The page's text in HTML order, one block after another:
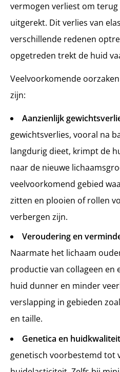
vermogen verliest om
uitgerekt. Dit verlies van
verschillende redenen
opgetreden trekt de huid
Veelvoorkomende
zijn:
Aanzienlijk
gewichtsverlies, vooral na
langdurig dieet, krimpt de
naar de nieuwe
veelvoorkomend gebied
zitten en plooien of rollen
verbergen zijn.
Veroudering en
Naarmate het lichaam
productie van collageen en
huid dunner en minder
verslapping in gebieden
en taille.
Genetica en
genetisch voorbestemd tot